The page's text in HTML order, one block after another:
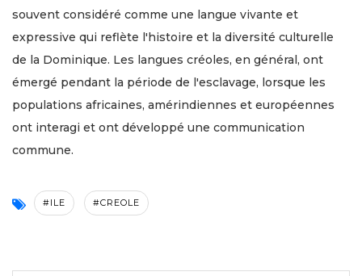
souvent considéré comme une langue vivante et
expressive qui reflète l'histoire et la diversité culturelle
de la Dominique. Les langues créoles, en général, ont
émergé pendant la période de l'esclavage, lorsque les
populations africaines, amérindiennes et européennes
ont interagi et ont développé une communication
commune.
#ILE #CREOLE